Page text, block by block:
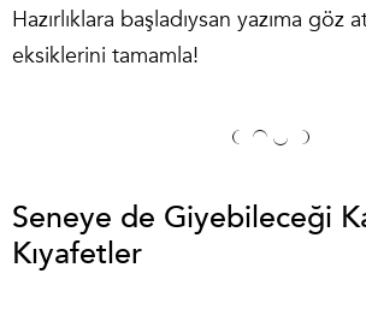
Hazırlıklara başladıysan yazıma
eksiklerini tamamla!
Seneye de Giyebileceği
Kıyafetler